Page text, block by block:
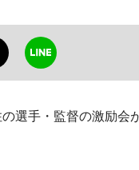
選手・監督の激励会